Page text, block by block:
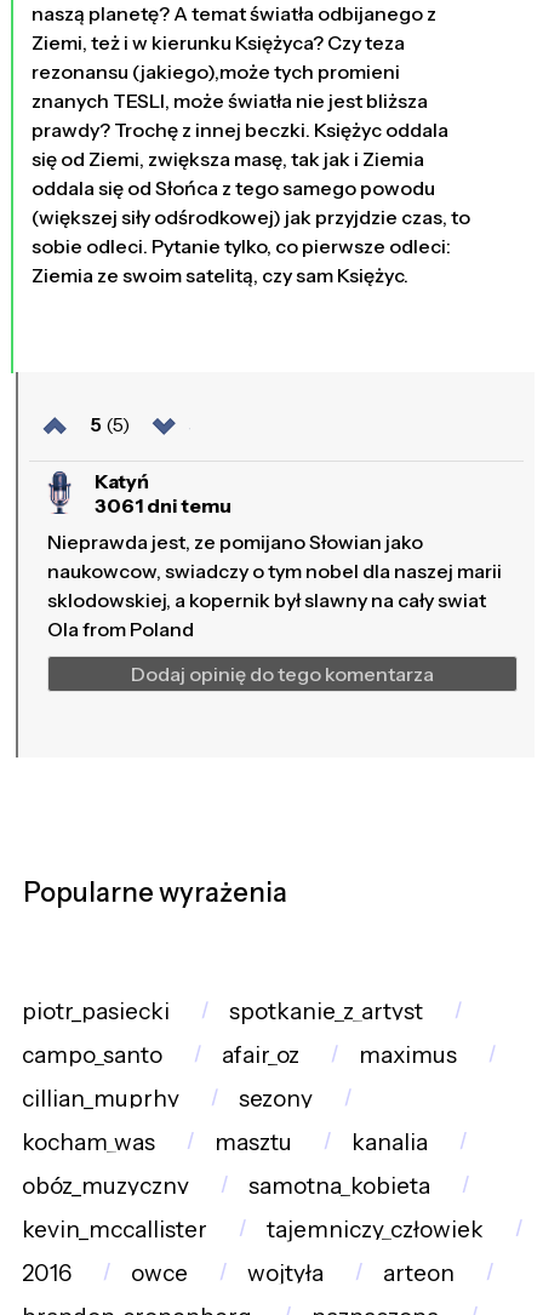
naszą planetę? A temat światła odbijanego z
Ziemi, też i w kierunku Księżyca? Czy teza
rezonansu (jakiego),może tych promieni
znanych TESLI, może światła nie jest bliższa
prawdy? Trochę z innej beczki. Księżyc oddala
się od Ziemi, zwiększa masę, tak jak i Ziemia
oddala się od Słońca z tego samego powodu
(większej siły odśrodkowej) jak przyjdzie czas, to
sobie odleci. Pytanie tylko, co pierwsze odleci:
Ziemia ze swoim satelitą, czy sam Księżyc.
5 (5)
Katyń
3061 dni temu
Nieprawda jest, ze pomijano Słowian jako
naukowcow, swiadczy o tym nobel dla naszej marii
sklodowskiej, a kopernik był slawny na cały swiat
Ola from Poland
Dodaj opinię do tego komentarza
Popularne wyrażenia
piotr_pasiecki
spotkanie_z_artyst
campo_santo
afair_oz
maximus
cillian_muprhy
sezony
kocham_was
masztu
kanalia
obóz_muzyczny
samotna_kobieta
kevin_mccallister
tajemniczy_człowiek
2016
owce wojtyła
arteon